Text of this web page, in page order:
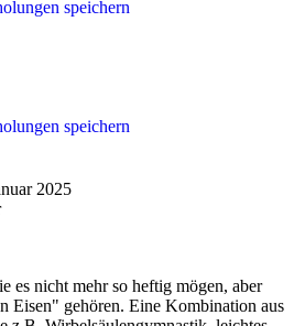
speichern
speichern
2025
es nicht mehr so heftig mögen, aber
Eisen" gehören. Eine Kombination aus